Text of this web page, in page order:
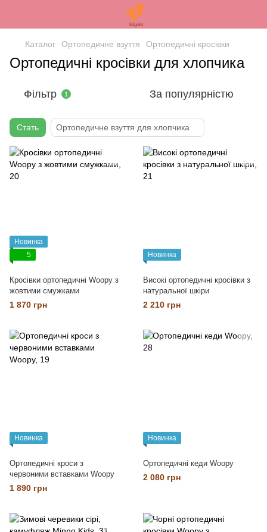
Каталог Ортопедичне взуття Ортопедичні кросівки
Ортопедичні кросівки для хлопчика
Фільтр 1 За популярністю
Стать Ортопедичне взуття для хлопчика
Новинка
5
Кросівки ортопедичні Woopy з
жовтими смужками
1 870 грн
Новинка
Високі ортопедичні кросівки з
натуральної шкіри
2 210 грн
Новинка
Ортопедичні кроси з
червоними вставками Woopy
1 890 грн
Новинка
Ортопедичні кеди Woopy
2 080 грн